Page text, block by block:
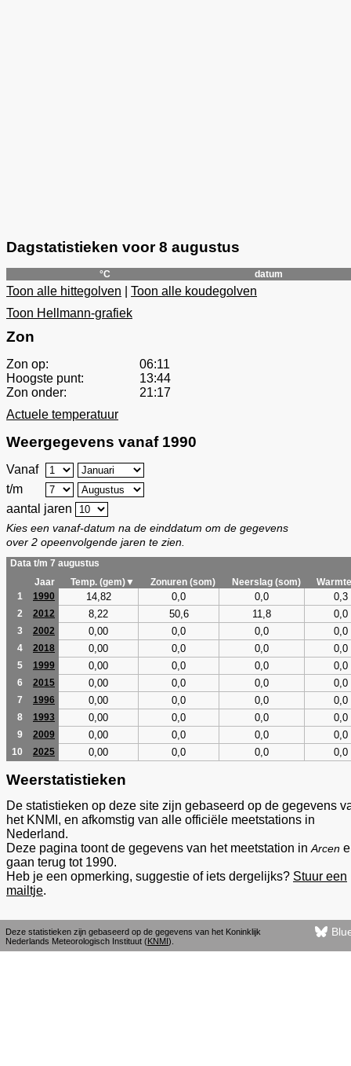
Dagstatistieken voor 8 augustus
°C datum
Toon alle hittegolven
Toon alle koudegolven
Toon Hellmann-grafiek
Zon
Zon op:
06:11
Hoogste punt:
13:44
Zon onder:
21:17
Actuele temperatuur
Weergegevens vanaf 1990
Vanaf
t/m
aantal jaren
Kies een vanaf-datum na de einddatum om de gegevens
over 2 opeenvolgende jaren te zien.
Data t/m 7 augustus
Jaar
Temp. (gem)▼ Zonuren (som) Neerslag (som)
1
1990 14,82 0,0 0,0 0,3
2 2012 8,22 50,6 11,8 0,0
3 2002 0,00 0,0 0,0 0,0
4 2018 0,00 0,0 0,0 0,0
5 1999 0,00 0,0 0,0 0,0
6 2015 0,00 0,0 0,0 0,0
7 1996 0,00 0,0 0,0 0,0
8 1993 0,00 0,0 0,0 0,0
9 2009 0,00 0,0 0,0 0,0
10 2025 0,00 0,0 0,0 0,0
Weerstatistieken
De statistieken op deze site zijn gebaseerd op de gegevens
het KNMI, en afkomstig van alle officiële meetstations in
Nederland.
Deze pagina toont de gegevens van het meetstation in Arcen
gaan terug tot 1990.
Heb je een opmerking, suggestie of iets dergelijks? Stuur een
mailtje.
Deze statistieken zijn gebaseerd op de gegevens van het Koninklijk
Nederlands Meteorologisch Instituut (KNMI).